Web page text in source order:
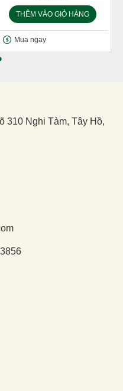
THÊM VÀO GIỎ HÀNG
Mua ngay
310 Nghi Tàm, Tây Hồ,